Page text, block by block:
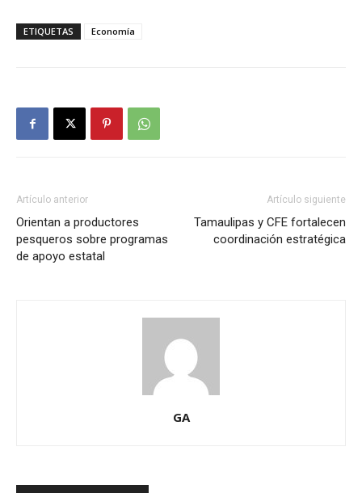
ETIQUETAS Economía
Artículo anterior
Orientan a productores
pesqueros sobre programas
de apoyo estatal
Artículo siguiente
Tamaulipas y CFE fortalecen
coordinación estratégica
GA